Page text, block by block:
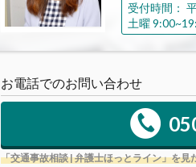
受付時間：
土曜
お電話でのお問い合わせ
「交通事故相談 | 弁護士ほっとライン」を見